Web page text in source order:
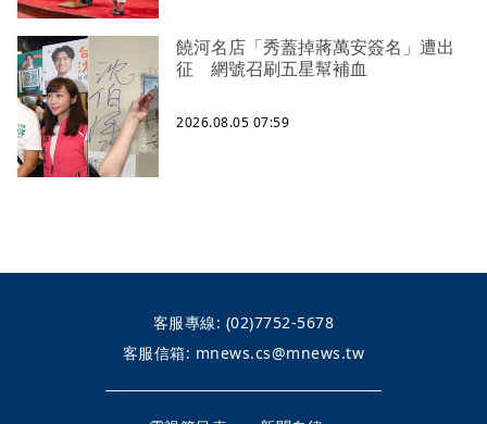
饒河名店「秀蓋掉蔣萬安簽名」遭出
征 網號召刷五星幫補血
2026.08.05 07:59
客服專線: (02)7752-5678
客服信箱: mnews.cs@mnews.tw